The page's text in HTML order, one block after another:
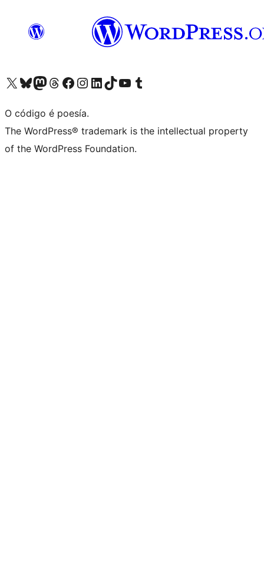
Visita la cuenta de X (anteriormente Twitter)
Visita a nosa conta de Bluesky
Visita a nosa conta de Mastodon
Visita a nosa conta de Threads
Visita a nosa páxina de Facebook
Visita a nosa conta de Instagram
Visita a nosa conta de LinkedIn
Visita a nosa conta de TikTok
Visita a nosa canle de YouTube
Visita a nosa conta de Tumblr
O código é poesía.
The WordPress® trademark is the intellectual property
of the WordPress Foundation.